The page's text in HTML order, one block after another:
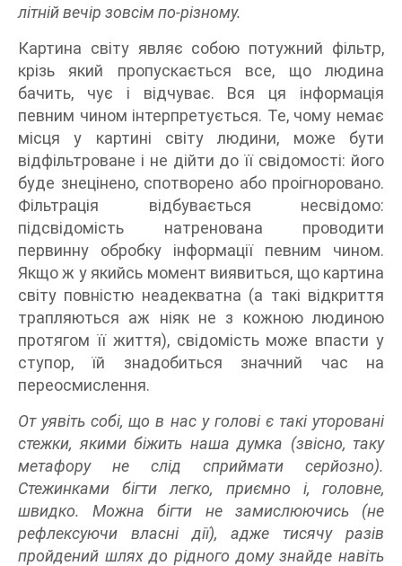
літній вечір зовсім по-різному.
Картина світу являє собою потужний фільтр,
крізь який пропускається все, що людина
бачить, чує і відчуває. Вся ця інформація
певним чином інтерпретується. Те, чому немає
місця у картині світу людини, може бути
відфільтроване і не дійти до її свідомості: його
буде знецінено, спотворено або проігноровано.
Фільтрація відбувається несвідомо:
підсвідомість натренована проводити
первинну обробку інформації певним чином.
Якщо ж у якийсь момент виявиться, що картина
світу повністю неадекватна (а такі відкриття
трапляються аж ніяк не з кожною людиною
протягом її життя), свідомість може впасти у
ступор, їй знадобиться значний час на
переосмислення.
От уявіть собі, що в нас у голові є такі уторовані
стежки, якими біжить наша думка (звісно, таку
метафору не слід сприймати серйозно).
Стежинками бігти легко, приємно і, головне,
швидко. Можна бігти не замислюючись (не
рефлексуючи власні дії), адже тисячу разів
пройдений шлях до рідного дому знайде навіть